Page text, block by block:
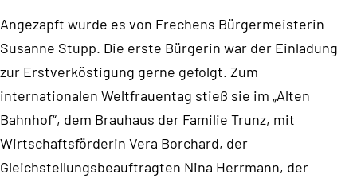
Angezapft wurde es von Frechens Bürgermeisterin
Susanne Stupp. Die erste Bürgerin war der Einladung
zur Erstverköstigung gerne gefolgt. Zum
internationalen Weltfrauentag stieß sie im „Alten
Bahnhof“, dem Brauhaus der Familie Trunz, mit
Wirtschaftsförderin Vera Borchard, der
Gleichstellungsbeauftragten Nina Herrmann, der